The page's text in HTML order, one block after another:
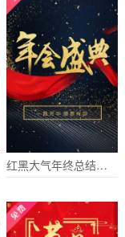
红黑大气年终总结宣传年会电子请柬